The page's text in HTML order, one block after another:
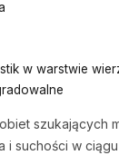
w warstwie
szukających
i suchości w ciągu